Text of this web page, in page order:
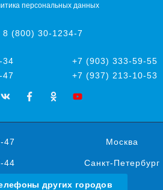
персональных данных
8 (800) 30-1234-7
34
+7 (903) 333-59-55
47
+7 (937) 213-10-53
47 Москва
44 Санкт-Петербург
других городов